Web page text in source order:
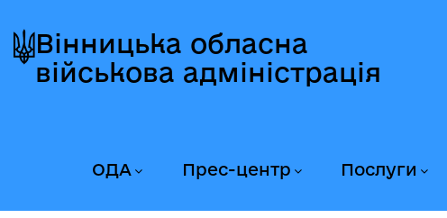
до
головного
до
головного
вмісту
до
головного
колонтитула
Вінницька обласна
військова адміністрація
ОДА Прес-центр Послуги